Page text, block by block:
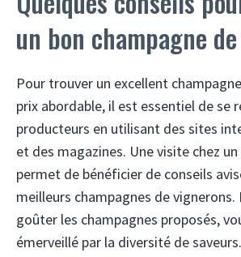
un bon champagne
Pour trouver un excellent
prix abordable, il est essentiel de se
producteurs en utilisant des sites
et des magazines. Une visite chez
permet de bénéficier de conseils
meilleurs champagnes de vignerons.
goûter les champagnes proposés,
émerveillé par la diversité de saveurs.